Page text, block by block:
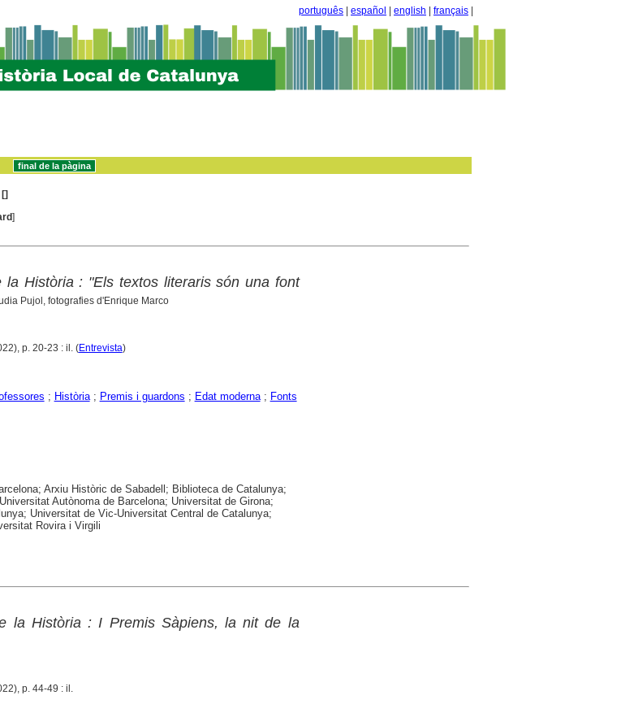
português español english français
[]
]
la Història : "Els textos literaris són una font
Pujol, fotografies d'Enrique Marco
p. 20-23 : il. (Entrevista)
; Història; Premis i guardons ; Edat moderna; Fonts
Arxiu Històric de Sabadell; Biblioteca de Catalunya;
Autònoma de Barcelona; Universitat de Girona;
Universitat de Vic-Universitat Central de Catalunya;
Rovira i Virgili
la Història : I Premis Sàpiens, la nit de la
p. 44-49 : il.